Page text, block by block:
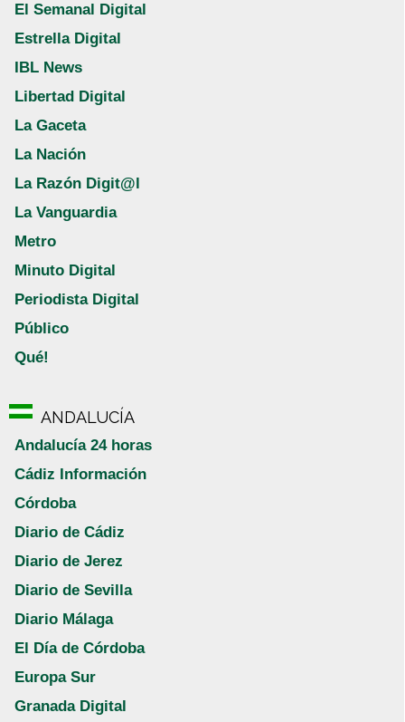
El Semanal Digital
Estrella Digital
IBL News
Libertad Digital
La Gaceta
La Nación
La Razón Digit@l
La Vanguardia
Metro
Minuto Digital
Periodista Digital
Público
Qué!
ANDALUCÍA
Andalucía 24 horas
Cádiz Información
Córdoba
Diario de Cádiz
Diario de Jerez
Diario de Sevilla
Diario Málaga
El Día de Córdoba
Europa Sur
Granada Digital